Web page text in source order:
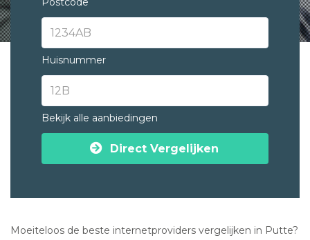
Huisnummer
Bekijk alle aanbiedingen
Direct Vergelijken
Moeiteloos de beste internetproviders vergelijken in Putte?